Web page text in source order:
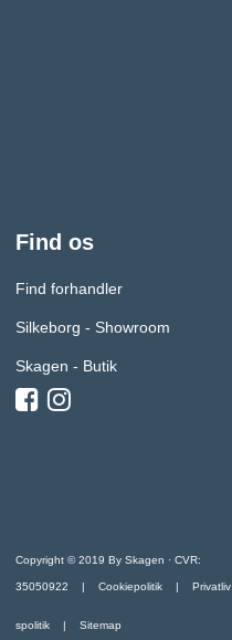
Find os
Find forhandler
Silkeborg - Showroom
Skagen - Butik
Copyright © 2019 By Skagen · CVR:
35050922 |Cookiepolitik |Privatliv
spolitik | Sitemap